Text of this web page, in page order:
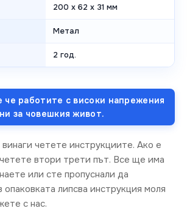
200 x 62 x 31 мм
Метал
2 год.
че работите с високи напрежения
за човешкия живот.
четете инструкциите. Ако е
втори трети път. Все ще има
или сте пропуснали да
липсва инструкция моля
с нас.